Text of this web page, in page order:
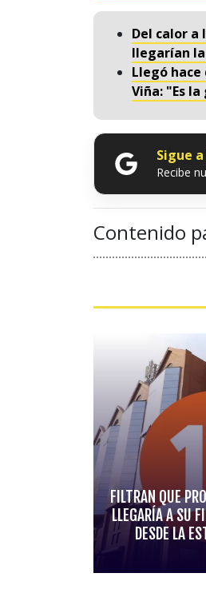
Del calor a
llegarían
Llegó hace
Viña: "Es
Sigue
Recibe
Contenido
FILTRAN QUE
LLEGARÍA A SU
DESDE LA